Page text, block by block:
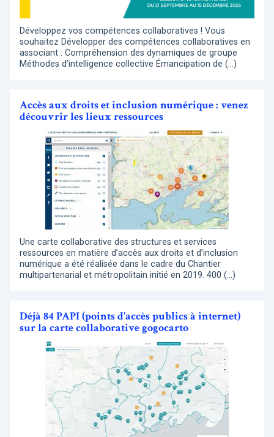
Développez vos compétences collaboratives ! Vous
souhaitez Développer des compétences collaboratives en
associant : Compréhension des dynamiques de groupe
Méthodes d’intelligence collective Émancipation de (…)
Accès aux droits et inclusion numérique : venez
découvrir les lieux ressources
Une carte collaborative des structures et services
ressources en matière d’accès aux droits et d’inclusion
numérique a été réalisée dans le cadre du Chantier
multipartenarial et métropolitain initié en 2019. 400 (…)
Déjà 84 PAPI (points d’accès publics à internet)
sur la carte collaborative gogocarto